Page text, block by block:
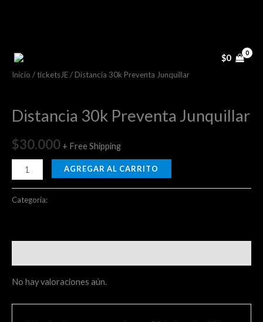
$0
Inicio /ticketsJE/ Distancia 30k Preventa Junquillar
Distancia 30k Preventa Junquillar
$30.000 + Free Shipping
30k
Preventa
AGREGAR AL CARRITO
Categoría:
No hay valoraciones aún.